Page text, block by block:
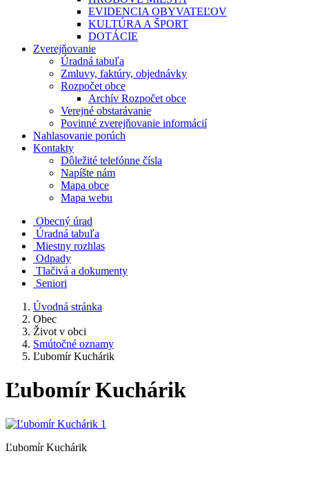
EVIDENCIA OBYVATEĽOV
KULTÚRA A ŠPORT
DOTÁCIE
Zverejňovanie
Úradná tabuľa
Zmluvy, faktúry, objednávky
Rozpočet obce
Archív Rozpočet obce
Verejné obstarávanie
Povinné zverejňovanie informácií
Nahlasovanie porúch
Kontakty
Dôležité telefónne čísla
Napíšte nám
Mapa obce
Mapa webu
Obecný úrad
Úradná tabuľa
Miestny rozhlas
Odpady
Tlačivá a dokumenty
Seniori
Úvodná stránka
Obec
Život v obci
Smútočné oznamy
Ľubomír Kuchárik
Ľubomír Kuchárik
Ľubomír Kuchárik